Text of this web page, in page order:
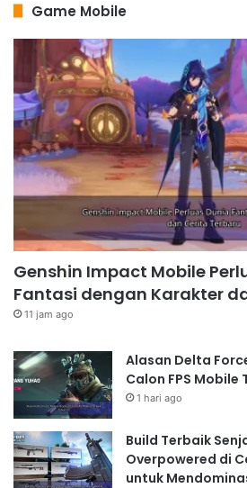
Game Mobile
Genshin Impact Mobile
Fantasi dengan Karakter
11 jam ago
Alasan Delta
Calon FPS Mobile
1 hari ago
Build Terbaik
Overpowered di
untuk